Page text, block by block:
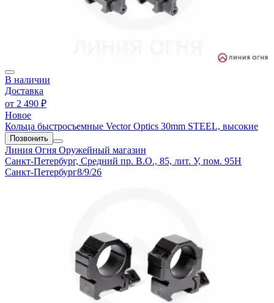
В наличии
Доставка
от 2 490 ₽
Новое
Кольца быстросъемные Vector Optics 30mm STEEL, высокие
Позвонить
Линия Огня Оружейный магазин
Санкт-Петербург, Средний пр. В.О., 85, лит. У, пом. 95Н
Санкт-Петербург8/9/26